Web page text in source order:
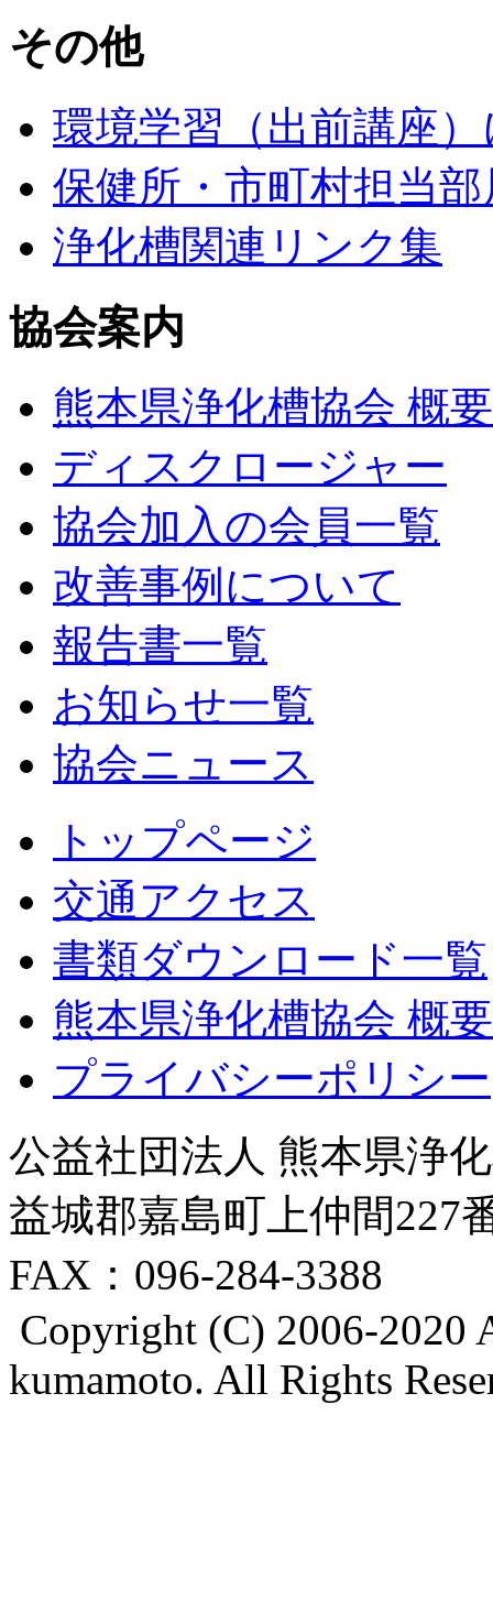
その他
環境学習（出前講座
保健所・市町村担当部
浄化槽関連リンク集
協会案内
熊本県浄化槽協会 概要
ディスクロージャー
協会加入の会員一覧
改善事例について
報告書一覧
お知らせ一覧
協会ニュース
トップページ
交通アクセス
書類ダウンロード一覧
熊本県浄化槽協会 概要
プライバシーポリシー
公益社団法人 熊本県浄
益城郡嘉島町上仲間
FAX：096-284-3388
Copyright (C) 2006-2020
kumamoto. All Rights